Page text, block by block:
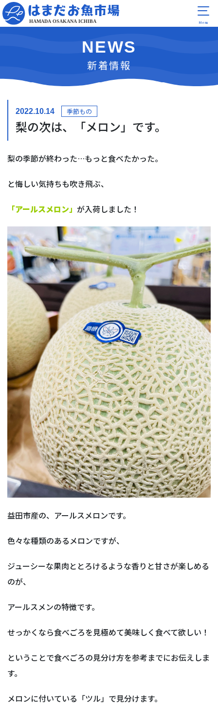
NEWS
新着情報
2022.10.14 季節もの
梨の次は、「メロン」です。
梨の季節が終わった…もっと食べたかった。
と悔しい気持ちも吹き飛ぶ、
「アールスメロン」 が入荷しました！
益田市産の、アールスメロンです。
色々な種類のあるメロンですが、
ジューシーな果肉ととろけるような香りと甘さが楽しめる
のが、
アールスメンの特徴です。
せっかくなら食べごろを見極めて美味しく食べて欲しい！
ということで食べごろの見分け方を参考までにお伝えしま
す。
メロンに付いている「ツル」で見分けます。